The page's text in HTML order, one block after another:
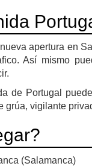
apertura en
Así mismo
de Portugal
grúa, vigilante
(Salamanca)